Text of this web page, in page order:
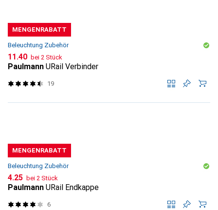
MENGENRABATT
Beleuchtung Zubehör
CHF
11.40 bei 2 Stück
Paulmann URail Verbinder
19
MENGENRABATT
Beleuchtung Zubehör
CHF
4.25 bei 2 Stück
Paulmann URail Endkappe
6